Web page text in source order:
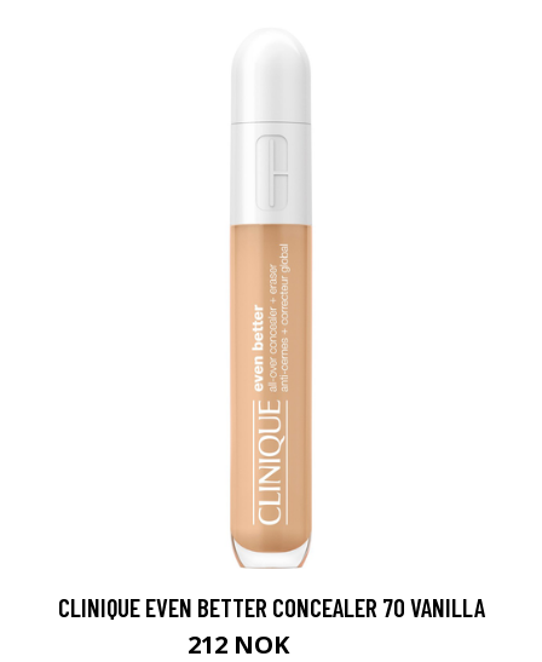
CLINIQUE EVEN BETTER CONCEALER 70 VANILLA
212 NOK